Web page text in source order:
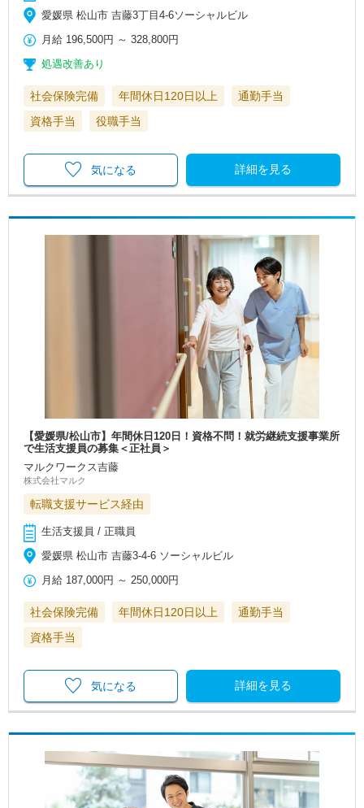
愛媛県 松山市 吉藤3丁目4-6ソーシャルビル
月給 196,500円 ～328,800円
処遇改善あり
社会保険完備 年間休日120日以上
通勤手当
資格手当
役職手当
詳細を見る
気になる
【愛媛県/松山市】年間休日120日！資格不問！就労継続支援事業所
で生活支援員の募集＜正社員＞
マルクワークス吉藤
株式会社マルク
転職支援サービス経由
生活支援員 / 正職員
愛媛県 松山市 吉藤3-4-6 ソーシャルビル
月給 187,000円 ～ 250,000円
社会保険完備 年間休日120日以上
通勤手当
資格手当
詳細を見る
気になる